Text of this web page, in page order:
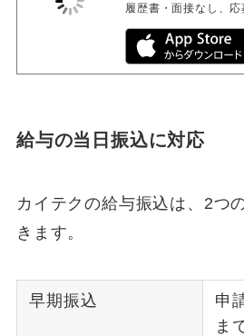
ク」
履歴書・面接なし、
給与の当日振込に対応
カイテクの給与振込は、2つ
きます。
早期振込
申
ま